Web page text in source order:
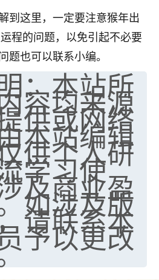
到这里，一定要注意猴年出
程的问题，以免引起不必要
题也可以联系小编。
：本站所
容均来源
供或网络
本站编辑
供个人研
学习使
及商业盈
如涉及版
请联系本
予以更改